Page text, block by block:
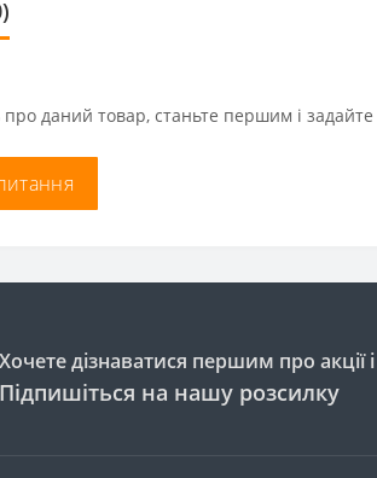
даний товар, станьте першим і
Хочете дізнаватися першим про акції
Підпишіться на нашу розсилку